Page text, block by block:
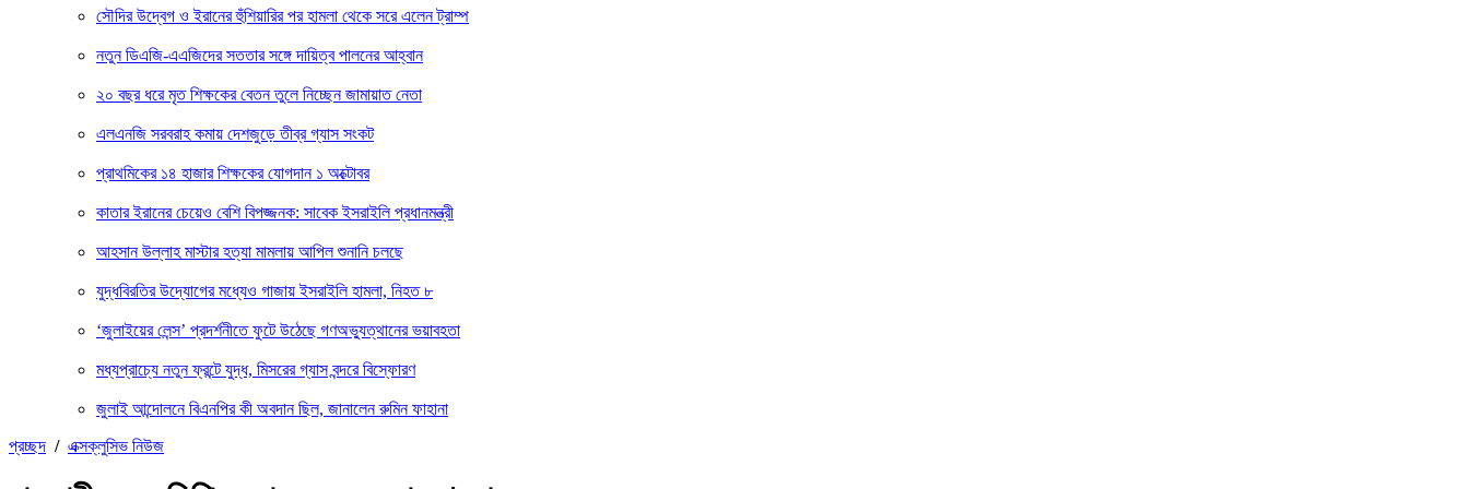
সৌদির উদ্বেগ ও ইরানের হুঁশিয়ারির পর হামলা থেকে সরে এলেন ট্রাম্প
নতুন ডিএজি-এএজিদের সততার সঙ্গে দায়িত্ব পালনের আহ্বান
২০ বছর ধরে মৃত শিক্ষকের বেতন তুলে নিচ্ছেন জামায়াত নেতা
এলএনজি সরবরাহ কমায় দেশজুড়ে তীব্র গ্যাস সংকট
প্রাথমিকের ১৪ হাজার শিক্ষকের যোগদান ১ অক্টোবর
কাতার ইরানের চেয়েও বেশি বিপজ্জনক: সাবেক ইসরাইলি প্রধানমন্ত্রী
আহসান উল্লাহ মাস্টার হত্যা মামলায় আপিল শুনানি চলছে
যুদ্ধবিরতির উদ্যোগের মধ্যেও গাজায় ইসরাইলি হামলা, নিহত ৮
‘জুলাইয়ের লেন্স’ প্রদর্শনীতে ফুটে উঠেছে গণঅভ্যুত্থানের ভয়াবহতা
মধ্যপ্রাচ্যে নতুন ফ্রন্টে যুদ্ধ, মিসরের গ্যাস বন্দরে বিস্ফোরণ
জুলাই আন্দোলনে বিএনপির কী অবদান ছিল, জানালেন রুমিন ফাহানা
প্রচ্ছদ / এক্সক্লুসিভ নিউজ